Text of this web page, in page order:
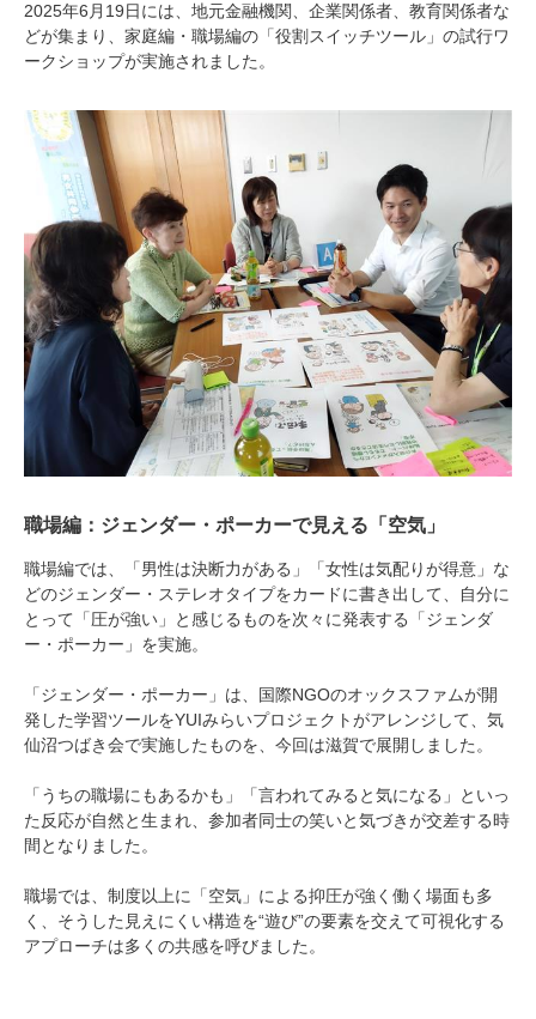
2025年6月19日には、地元金融機関、企業関係者、教育関係者な
どが集まり、家庭編・職場編の「役割スイッチツール」の試行ワ
ークショップが実施されました。
職場編：ジェンダー・ポーカーで見える「空気」
職場編では、「男性は決断力がある」「女性は気配りが得意」な
どのジェンダー・ステレオタイプをカードに書き出して、自分に
とって「圧が強い」と感じるものを次々に発表する「ジェンダ
ー・ポーカー」を実施。
「ジェンダー・ポーカー」は、国際NGOのオックスファムが開
発した学習ツールをYUIみらいプロジェクトがアレンジして、気
仙沼つばき会で実施したものを、今回は滋賀で展開しました。
「うちの職場にもあるかも」「言われてみると気になる」といっ
た反応が自然と生まれ、参加者同士の笑いと気づきが交差する時
間となりました。
職場では、制度以上に「空気」による抑圧が強く働く場面も多
く、そうした見えにくい構造を“遊び”の要素を交えて可視化する
アプローチは多くの共感を呼びました。